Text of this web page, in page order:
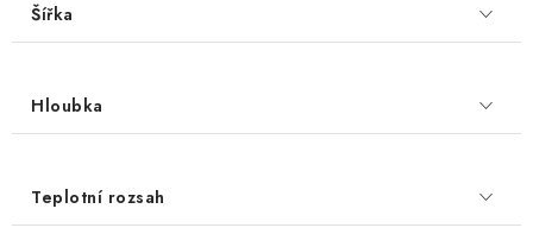
Šířka
Hloubka
Teplotní rozsah